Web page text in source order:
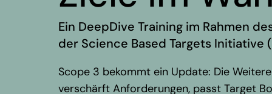
Ein DeepDive Training im Rahmen
der Science Based Targets Initiative
Scope 3 bekommt ein Update: Die
verschärft Anforderungen, passt Target